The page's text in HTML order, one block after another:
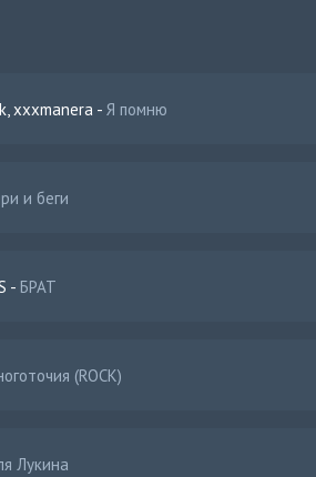
xxxmanera - Я помню
и беги
- БРАТ
(ROCK)
Лукина